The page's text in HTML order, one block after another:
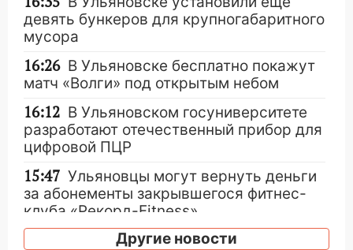
девять бункеров для крупногабаритного
мусора
16:26 В Ульяновске бесплатно покажут
матч «Волги» под открытым небом
16:12 В Ульяновском госуниверситете
разработают отечественный прибор для
цифровой ПЦР
15:47 Ульяновцы могут вернуть деньги
за абонементы закрывшегося фитнес-
клуба «Рекорд-Fitness»
После вмешательства
Другие новости